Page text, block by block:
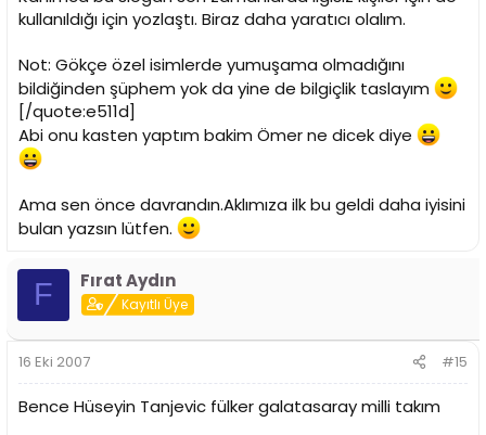
kullanıldığı için yozlaştı. Biraz daha yaratıcı olalım.
Not: Gökçe özel isimlerde yumuşama olmadığını
bildiğinden şüphem yok da yine de bilgiçlik taslayım
[/quote:e511d]
Abi onu kasten yaptım bakim Ömer ne dicek diye
Ama sen önce davrandın.Aklımıza ilk bu geldi daha iyisini
bulan yazsın lütfen.
F Fırat Aydın
Kayıtlı Üye
16 Eki 2007 #15
Bence Hüseyin Tanjevic fülker galatasaray milli takım